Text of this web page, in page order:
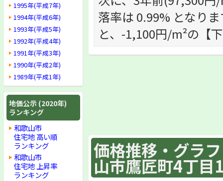
落率は 0.99% となり
と、-1,100円/m²の【
価格推移・グラ
山市鷹匠町4丁目
1995年(平成7年)
1994年(平成6年)
1993年(平成5年)
1992年(平成4年)
1991年(平成3年)
1990年(平成2年)
1989年(平成1年)
地価公示 (2020年)
ランキング
和歌山市
住宅地 高い順
ランキング
和歌山市
住宅地 上昇率
ランキング